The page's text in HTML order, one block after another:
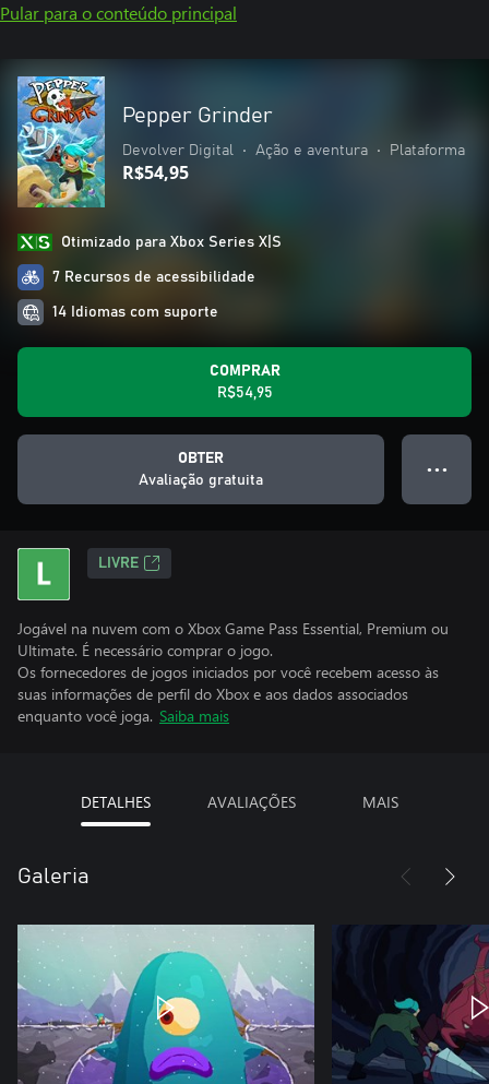
Pular para o conteúdo principal
Pepper Grinder
Devolver Digital • Ação e aventura • Plataforma
R$54,95
Otimizado para Xbox Series X|S
7 Recursos de acessibilidade
14 Idiomas com suporte
COMPRAR
R$54,95
OBTER
Avaliação gratuita
● ● ●
LIVRE
Jogável na nuvem com o Xbox Game Pass Essential, Premium ou
Ultimate. É necessário comprar o jogo.
Os fornecedores de jogos iniciados por você recebem acesso às
suas informações de perfil do Xbox e aos dados associados
enquanto você joga. Saiba mais
DETALHES AVALIAÇÕES MAIS
Galeria